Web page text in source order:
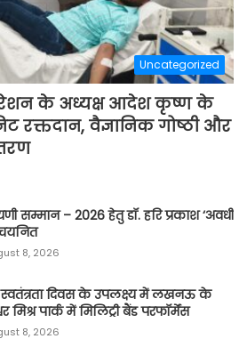
Uncategorized
के अध्यक्ष आदेश कृष्ण के
रक्तदान, वैज्ञानिक गोष्ठी और
सम्मान – 2026 हेतु डॉ. हरि प्रकाश ‘अवधी
चयनित
8, 2026
दिवस के उपलक्ष्य में लखनऊ के
मिश्र पार्क में मिलिट्री बैंड परफॉर्मेंस
8, 2026